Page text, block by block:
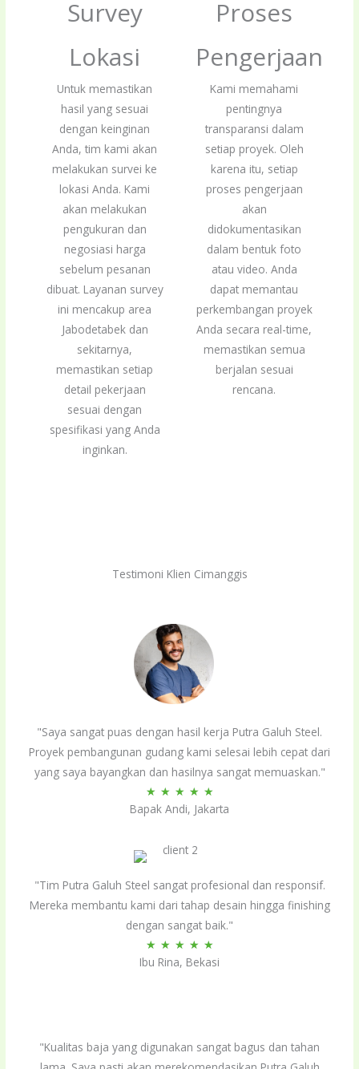
Survey
Lokasi
Untuk memastikan
hasil yang sesuai
dengan keinginan
Anda, tim kami akan
melakukan survei ke
lokasi Anda. Kami
akan melakukan
pengukuran dan
negosiasi harga
sebelum pesanan
dibuat. Layanan survey
ini mencakup area
Jabodetabek dan
sekitarnya,
memastikan setiap
detail pekerjaan
sesuai dengan
spesifikasi yang Anda
inginkan.
Proses
Pengerjaan
Kami memahami
pentingnya
transparansi dalam
setiap proyek. Oleh
karena itu, setiap
proses pengerjaan
akan
didokumentasikan
dalam bentuk foto
atau video. Anda
dapat memantau
perkembangan proyek
Anda secara real-time,
memastikan semua
berjalan sesuai
rencana.
Testimoni Klien Cimanggis
"Saya sangat puas dengan hasil kerja Putra Galuh Steel.
Proyek pembangunan gudang kami selesai lebih cepat dari
yang saya bayangkan dan hasilnya sangat memuaskan."
★ ★ ★ ★ ★Rated
5
Bapak Andi, Jakarta
"Tim Putra Galuh Steel sangat profesional dan responsif.
Mereka membantu kami dari tahap desain hingga finishing
dengan sangat baik."
★ ★ ★ ★ ★Rated
5
Ibu Rina, Bekasi
"Kualitas baja yang digunakan sangat bagus dan tahan